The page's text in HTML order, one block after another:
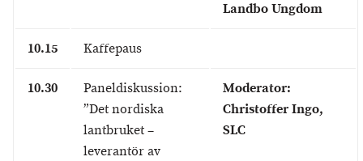
Landbo Ungdom
10.15 Kaffepaus
10.30
Paneldiskussion:
”Det nordiska
lantbruket –
leverantör av
Moderator:
Christoffer Ingo,
SLC